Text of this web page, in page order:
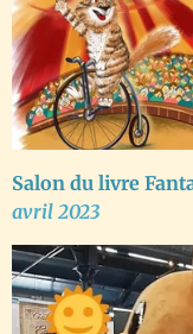
Salon du livre
avril 2023